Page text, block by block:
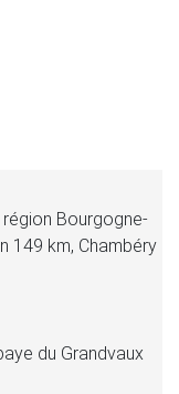
Bourgogne-
149 km, Chambéry
du Grandvaux